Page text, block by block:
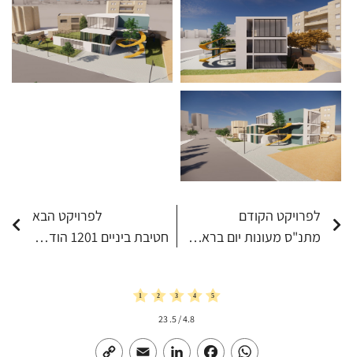
לפרויקט הקודם
מתנ"ס מעונות יום בראשון לציון
לפרויקט הבא
חטיבת ביניים 1201 הוד השרון
4.8
/ 5.
23
WhatsApp
Facebook
LinkedIn
Email